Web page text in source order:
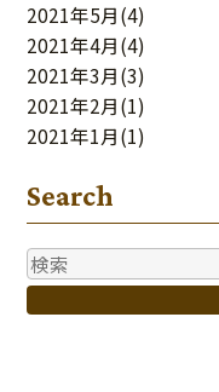
2021年5月(4)
2021年4月(4)
2021年3月(3)
2021年2月(1)
2021年1月(1)
Search